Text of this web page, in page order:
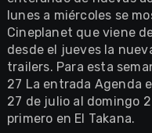
lunes a miércoles se
Cineplanet que viene
desde el jueves la
trailers. Para esta
27 La entrada Agenda
27 de julio al domingo
primero en El Takana.